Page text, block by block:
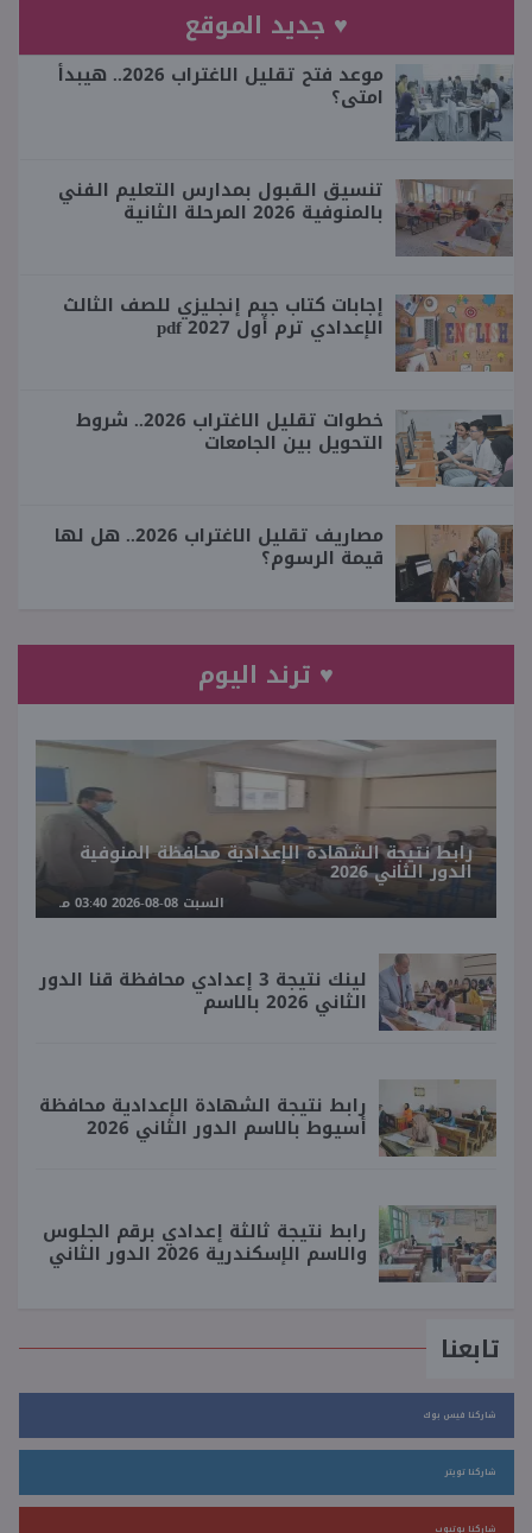
♥ جديد الموقع
موعد فتح تقليل الاغتراب 2026.. هيبدأ
امتى؟
تنسيق القبول بمدارس التعليم الفني
بالمنوفية 2026 المرحلة الثانية
إجابات كتاب جيم إنجليزي للصف الثالث
الإعدادي ترم أول 2027 pdf
خطوات تقليل الاغتراب 2026.. شروط
التحويل بين الجامعات
مصاريف تقليل الاغتراب 2026.. هل لها
قيمة الرسوم؟
♥ ترند اليوم
رابط نتيجة الشهادة الإعدادية محافظة المنوفية
الدور الثاني 2026
السبت 08-08-2026 03:40 مـ
لينك نتيجة 3 إعدادي محافظة قنا الدور
الثاني 2026 بالاسم
رابط نتيجة الشهادة الإعدادية محافظة
أسيوط بالاسم الدور الثاني 2026
رابط نتيجة ثالثة إعدادي برقم الجلوس
والاسم الإسكندرية 2026 الدور الثاني
تابعنا
شاركنا فيس بوك
شاركنا تويتر
شاركنا يوتيوب